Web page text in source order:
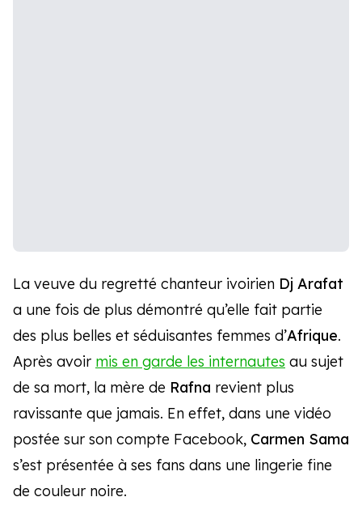
La veuve du regretté chanteur ivoirien Dj Arafat
a une fois de plus démontré qu’elle fait partie
des plus belles et séduisantes femmes d’Afrique.
Après avoir mis en garde les internautes au sujet
de sa mort, la mère de Rafna revient plus
ravissante que jamais. En effet, dans une vidéo
postée sur son compte Facebook, Carmen Sama
s’est présentée à ses fans dans une lingerie fine
de couleur noire.